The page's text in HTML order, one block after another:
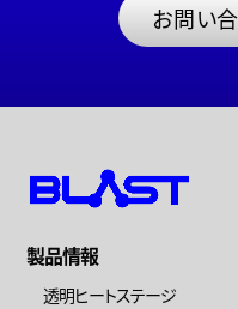
お問い
製品情報
透明ヒートステージ